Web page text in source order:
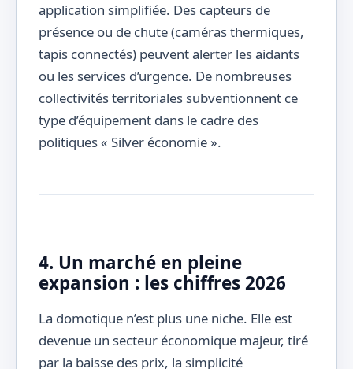
application simplifiée. Des capteurs de
présence ou de chute (caméras thermiques,
tapis connectés) peuvent alerter les aidants
ou les services d’urgence. De nombreuses
collectivités territoriales subventionnent ce
type d’équipement dans le cadre des
politiques « Silver économie ».
4. Un marché en pleine
expansion : les chiffres 2026
La domotique n’est plus une niche. Elle est
devenue un secteur économique majeur, tiré
par la baisse des prix, la simplicité